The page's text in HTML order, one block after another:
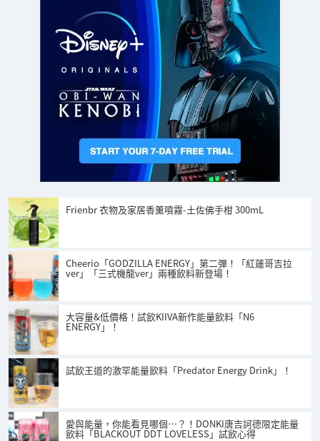
Frienbr 衣物及家居香薰噴霧-土佐佛手柑 300mL
Cheerio「GODZILLA ENERGY」第二彈！「紅蓮哥吉拉
ver」「三式機龍ver」兩種飲料新登場！
大容量&低價格！試飲KIIVA新作能量飲料「N6
ENERGY」！
試飲王道的激罕能量飲料「Predator Energy Drink」！
愛與能量，你能看見哪個…？！DONKI唐吉訶德限定能量
飲料「BLACKOUT DDT LOVELESS」試飲心得